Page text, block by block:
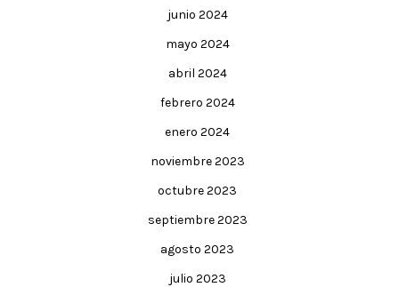
junio 2024
mayo 2024
abril 2024
febrero 2024
enero 2024
noviembre 2023
octubre 2023
septiembre 2023
agosto 2023
julio 2023